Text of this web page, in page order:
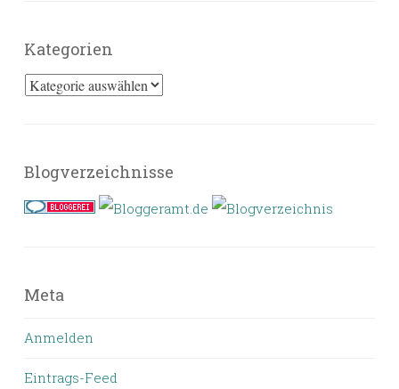
Kategorien
Kategorien
Blogverzeichnisse
Meta
Anmelden
Eintrags-Feed